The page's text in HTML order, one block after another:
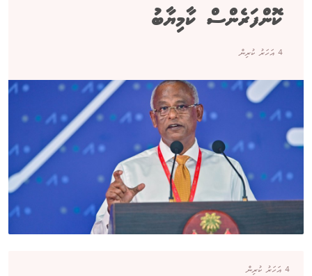
ކޮންފަރެންސް ކާމިޔާބު
4 އަހަރު ކުރިން
4 އަހަރު ކުރިން